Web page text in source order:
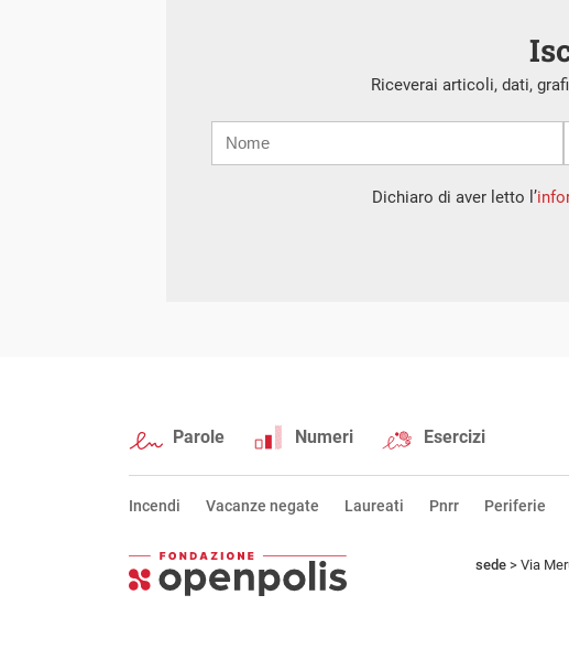
Riceverai articoli, dati,
mail
Dichiaro di aver letto l’
Parole Numeri Esercizi
Incendi Vacanze negate Laureati Pnrr Periferie
sede > Via